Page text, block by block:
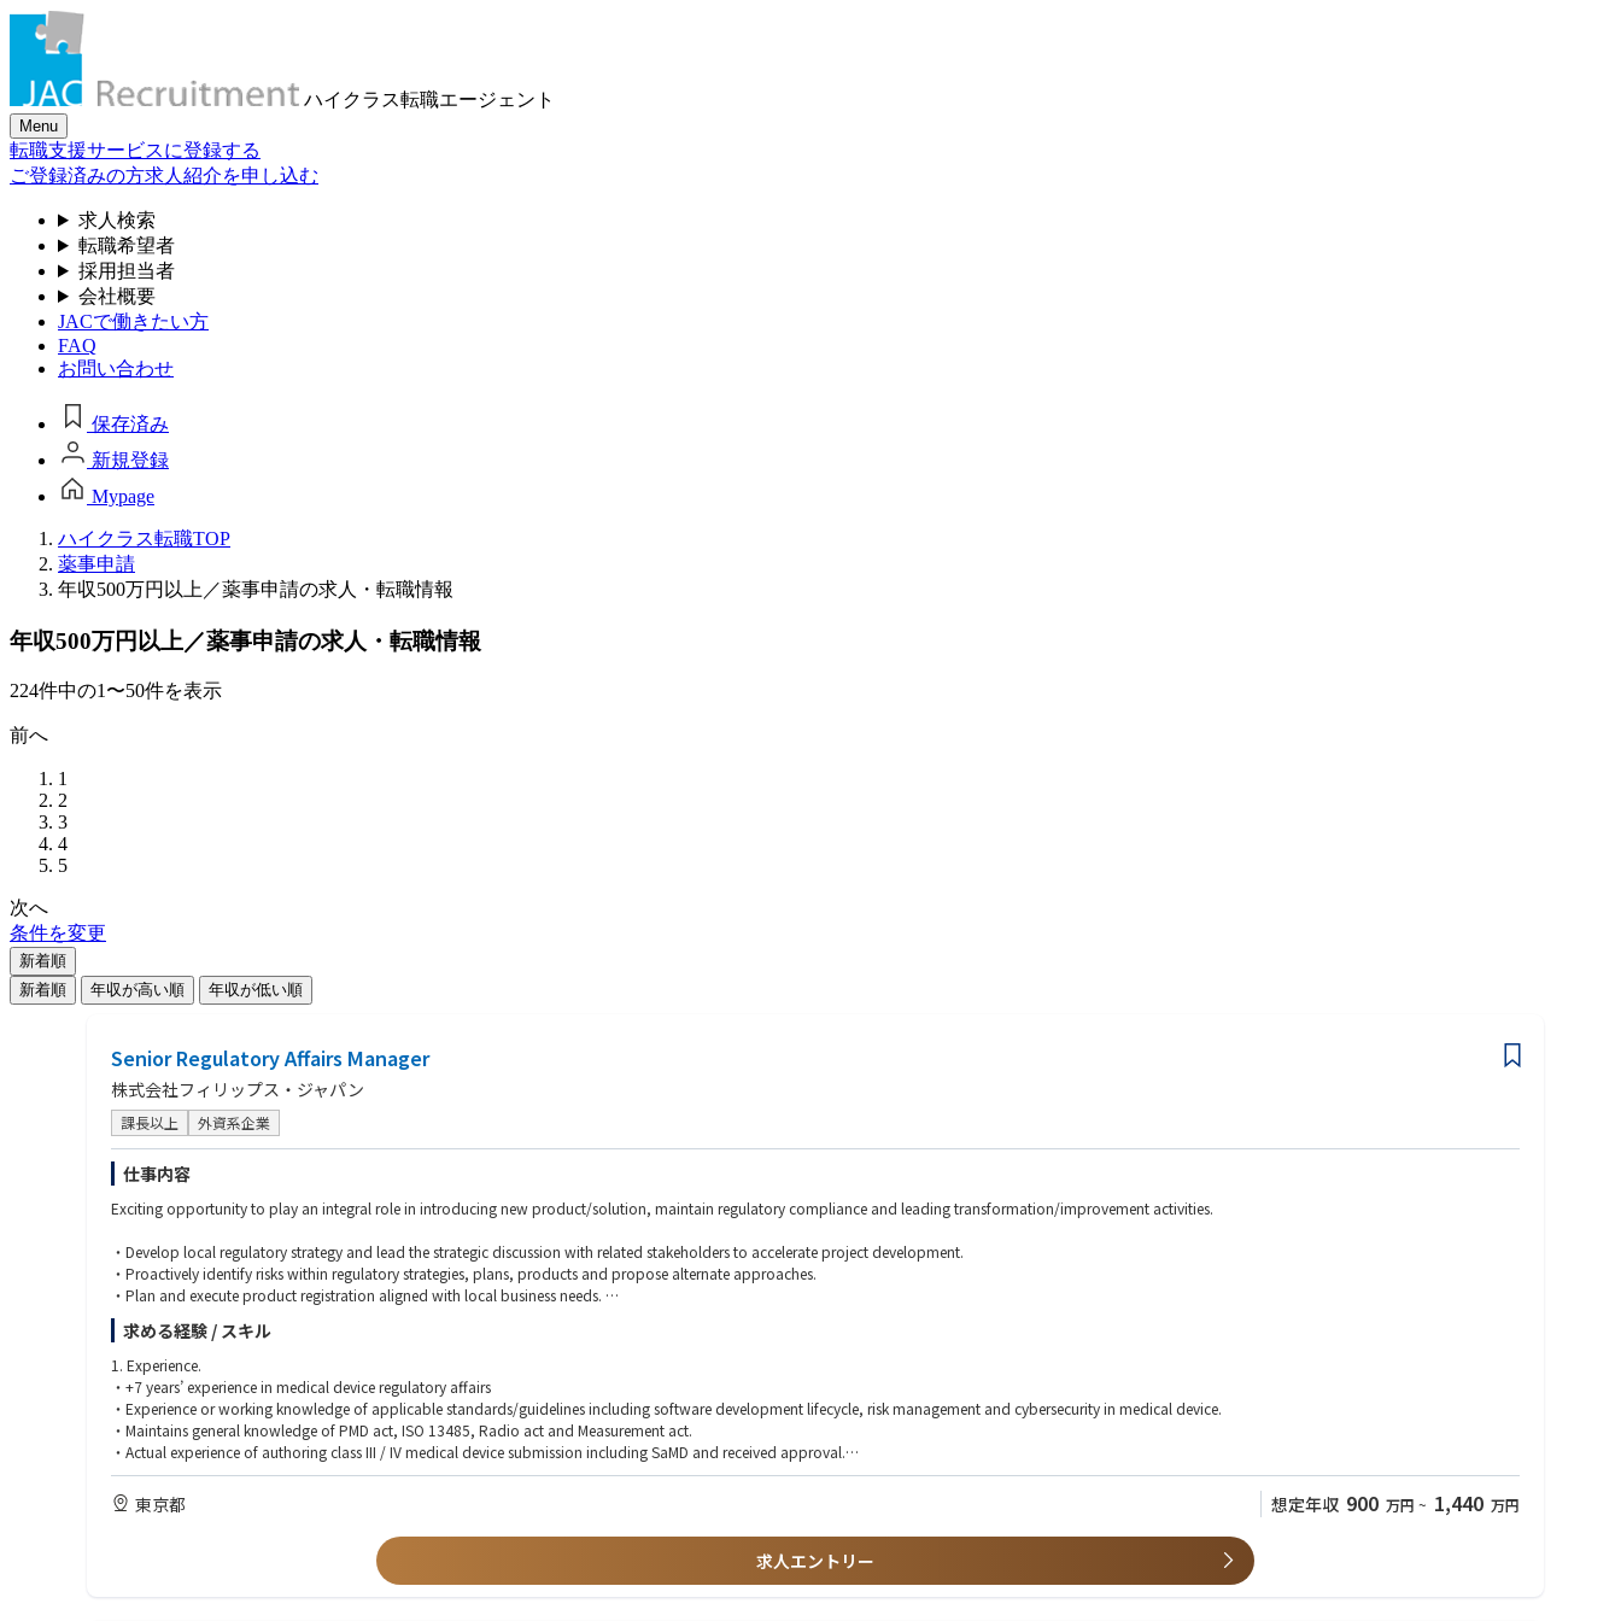
ハイクラス転職エージェント
Menu
転職支援サービスに登録する
ご登録済みの方求人紹介を申し込む
求人検索
転職希望者
採用担当者
会社概要
JACで働きたい方
FAQ
お問い合わせ
保存済み
新規登録
Mypage
ハイクラス転職TOP
薬事申請
年収500万円以上／薬事申請の求人・転職情報
年収500万円以上／薬事申請の求人・転職情報
224件中の1〜50件を表示
前へ
1
2
3
4
5
次へ
条件を変更
新着順
新着順
年収が高い順 年収が低い順
Senior Regulatory Affairs Manager
株式会社フィリップス・ジャパン
課長以上 外資系企業
仕事内容
Exciting opportunity to play an integral role in introducing new product/solution, maintain regulatory compliance and leading transformation/improvement activities.
・Develop local regulatory strategy and lead the strategic discussion with related stakeholders to accelerate project development.
・Proactively identify risks within regulatory strategies, plans, products and propose alternate approaches.
・Plan and execute product registration aligned with local business needs.
・Maintain current registration approvals accordingly.
・Manage interactions with MHLW/PMDA and maintain a productive working relationship.
・Review/Author product registration document, QMS/FMR document and reimbursement document.
・Proceed regulatory assessment and promotional material review.
・Supervise RA administration activities.
・Lead various transformation/improvement activities.
求める経験 / スキル
1. Experience.
・+7 years’ experience in medical device regulatory affairs
・Experience or working knowledge of applicable standards/guidelines including software development lifecycle, risk management and cybersecurity in medical device.
・Maintains general knowledge of PMD act, ISO 13485, Radio act and Measurement act.
・Actual experience of authoring class III / IV medical device submission including SaMD and received approval.
2. Skills.
・Self-motivated and able to prioritize to handle multiple tasks/responsibilities.
・Bachelor of Science Degree in a regulatory or technical discipline (Master's preferred)
東京都 想定年収 900 万円 ~ 1,440 万円
求人エントリー